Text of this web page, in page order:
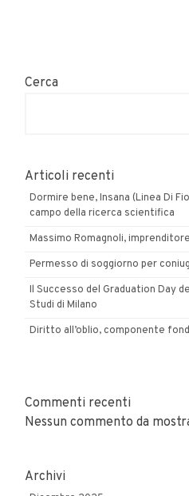
Cerca
Articoli recenti
Dormire bene, Insana (Linea Di
campo della ricerca scientifica
Massimo Romagnoli,
Permesso di soggiorno per
Il Successo del Graduation Day
Studi di Milano
Diritto all’oblio, componente
Commenti recenti
Nessun commento da
Archivi